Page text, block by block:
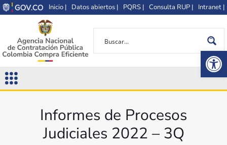
Inicio | Datos abiertos | PQRS | Consulta RUP | Intranet |
Informes de Procesos
Judiciales 2022 – 3Q